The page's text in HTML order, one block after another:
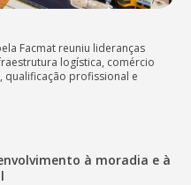
Facmat reuniu lideranças
logística, comércio
qualificação profissional e
à moradia e à